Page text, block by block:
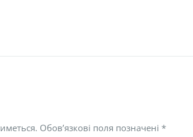
Обов’язкові поля позначені *